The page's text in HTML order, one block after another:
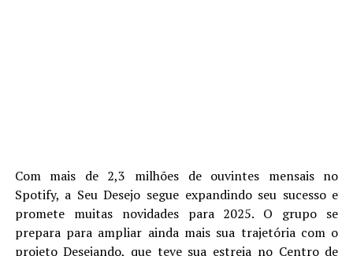
Com mais de 2,3 milhões de ouvintes mensais no
Spotify, a Seu Desejo segue expandindo seu sucesso e
promete muitas novidades para 2025. O grupo se
prepara para ampliar ainda mais sua trajetória com o
projeto Desejando, que teve sua estreia no Centro de